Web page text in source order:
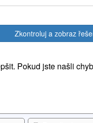
Zkontroluj a zobraz
Pokud jste našli